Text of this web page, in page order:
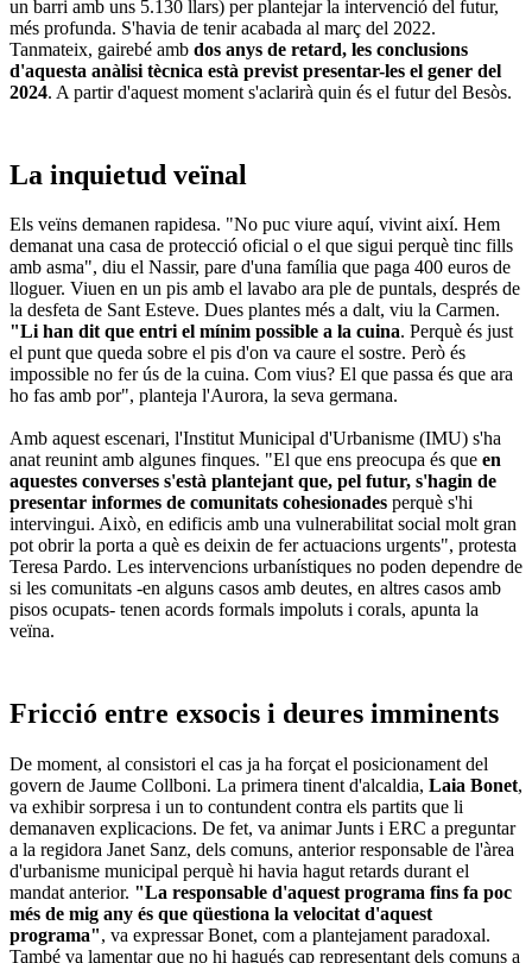
un barri amb uns 5.130 llars) per plantejar la intervenció del futur,
més profunda. S'havia de tenir acabada al març del 2022.
Tanmateix, gairebé amb dos anys de retard, les conclusions
d'aquesta anàlisi tècnica està previst presentar-les el gener del
2024. A partir d'aquest moment s'aclarirà quin és el futur del Besòs.
La inquietud veïnal
Els veïns demanen rapidesa. "No puc viure aquí, vivint així. Hem
demanat una casa de protecció oficial o el que sigui perquè tinc fills
amb asma", diu el Nassir, pare d'una família que paga 400 euros de
lloguer. Viuen en un pis amb el lavabo ara ple de puntals, després de
la desfeta de Sant Esteve. Dues plantes més a dalt, viu la Carmen.
"Li han dit que entri el mínim possible a la cuina. Perquè és just
el punt que queda sobre el pis d'on va caure el sostre. Però és
impossible no fer ús de la cuina. Com vius? El que passa és que ara
ho fas amb por", planteja l'Aurora, la seva germana.
Amb aquest escenari, l'Institut Municipal d'Urbanisme (IMU) s'ha
anat reunint amb algunes finques. "El que ens preocupa és que en
aquestes converses s'està plantejant que, pel futur, s'hagin de
presentar informes de comunitats cohesionades perquè s'hi
intervingui. Això, en edificis amb una vulnerabilitat social molt gran
pot obrir la porta a què es deixin de fer actuacions urgents", protesta
Teresa Pardo. Les intervencions urbanístiques no poden dependre de
si les comunitats -en alguns casos amb deutes, en altres casos amb
pisos ocupats- tenen acords formals impoluts i corals, apunta la
veïna.
Fricció entre exsocis i deures imminents
De moment, al consistori el cas ja ha forçat el posicionament del
govern de Jaume Collboni. La primera tinent d'alcaldia, Laia Bonet,
va exhibir sorpresa i un to contundent contra els partits que li
demanaven explicacions. De fet, va animar Junts i ERC a preguntar
a la regidora Janet Sanz, dels comuns, anterior responsable de l'àrea
d'urbanisme municipal perquè hi havia hagut retards durant el
mandat anterior. "La responsable d'aquest programa fins fa poc
més de mig any és que qüestiona la velocitat d'aquest
programa", va expressar Bonet, com a plantejament paradoxal.
També va lamentar que no hi hagués cap representant dels comuns a